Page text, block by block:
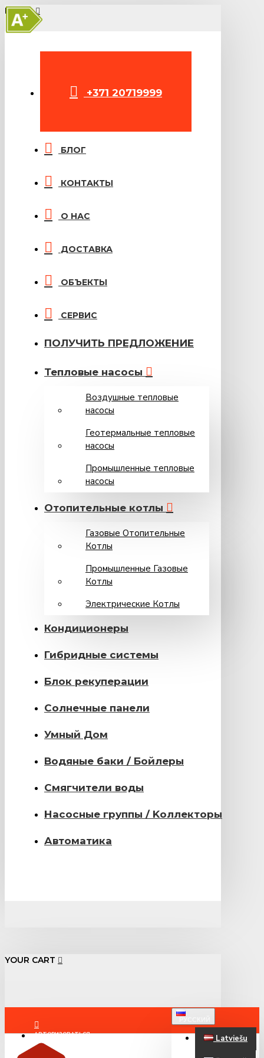
МЕНЮ
+371 20719999
БЛОГ
КОНТАКТЫ
О НАС
ДОСТАВКА
ОБЪЕКТЫ
СЕРВИС
ПОЛУЧИТЬ ПРЕДЛОЖЕНИЕ
Тепловые насосы
Воздушные тепловые
насосы
Геотермальные тепловые
насосы
Промышленные тепловые
насосы
Oтопительные котлы
Газовые Отопительные
Котлы
Промышленные Газовые
Котлы
Электрические Котлы
Кондиционеры
Гибридные системы
Блок рекуперации
Солнечные панели
Умный Дом
Водяные баки / Бойлеры
Смягчители воды
Насосные группы / Kоллекторы
Автоматика
YOUR CART
АВТОРИЗОВАТЬСЯ Latviešu
A+